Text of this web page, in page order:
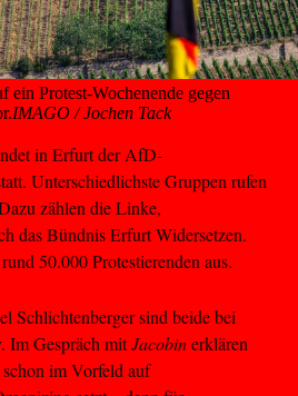
ein Protest-Wochenende gegen
IMAGO / Jochen Tack
in Erfurt der AfD-
Unterschiedlichste Gruppen rufen
zählen die Linke,
das Bündnis Erfurt Widersetzen.
50.000 Protestierenden aus.
Schlichtenberger sind beide bei
Im Gespräch mitJacobinerklären
im Vorfeld auf